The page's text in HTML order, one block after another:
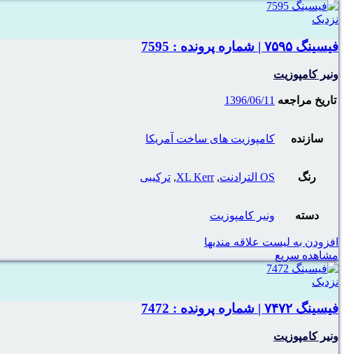
نزدیک
فیسینگ ۷۵۹۵ | شماره پرونده : 7595
ونیر کامپوزیت
تاریخ مراجعه 1396/06/11
سازنده کامپوزیت های ساخت آمریکا
رنگ OS الترادنت ,
XL Kerr
, ترکیبی
دسته ونیر کامپوزیت
افزودن به لیست علاقه مندیها
مشاهده سریع
نزدیک
فیسینگ ۷۴۷۲ | شماره پرونده : 7472
ونیر کامپوزیت